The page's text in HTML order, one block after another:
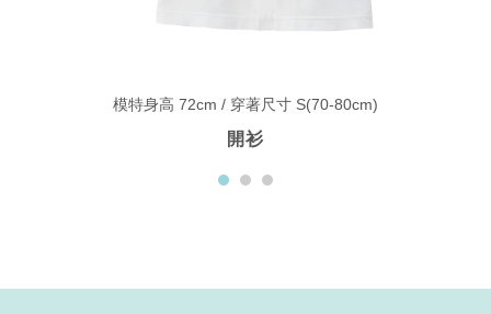
模特身高 72cm / 穿著尺寸 S(70-80cm)
開衫